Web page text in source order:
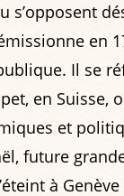
s’opposent
en
Il se
en Suisse,
et
future
à